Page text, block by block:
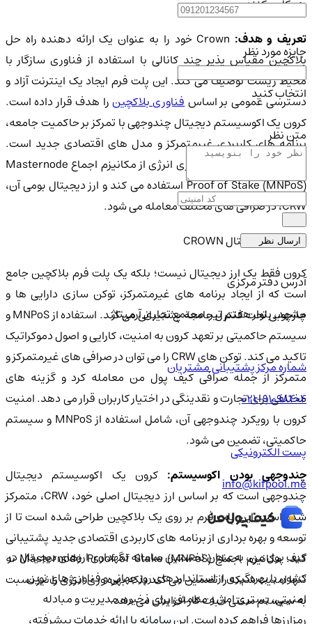
همکاری کنند.
تعریف و هدف:
Crown خود را به عنوان یک ارائه دهنده راه حل
بلاکچین مقیاس پذیر چند کانالی با استفاده از فناوری سازگار با
محیط زیست توصیف می کند. این پلت فرم ایجاد یک اینترنت آزاد و
دسترسی عمومی بر اساسفناوری بلاکچینرا هدف قرار داده است.
کرون یک اکوسیستم دیجیتال چندوجهی با تمرکز بر حاکمیت جامعه،
برنامه های کاربردی غیرمتمرکز و مدل های اقتصادی جدید است.
برای امنیت شبکه و بهره وری انرژی از مکانیزم اجماع Masternode
Proof of Stake (MNPoS) استفاده می کند و ارز دیجیتال بومی آن،
CRW، در صرافی های مختلف معامله می شود.
امنیت ارز دیجیتال CROWN
کرون فقط یک ارز دیجیتال نیست؛ بلکه یک پلت فرم بلاکچین جامع
است که از ایجاد برنامه های غیرمتمرکز، توکن سازی دارایی ها و
چارچوبی تحت کنترل جامعه پشتیبانی می کند. استفاده از MNPoS و
سیستم حاکمیتی بر تعهد کرون به امنیت، کارایی و اصول دموکراتیک
تاکید می کند. توکن های CRW را می توان در صرافی های غیرمتمرکز و
متمرکز از جمله صرافی کیف پول من معامله کرد و گزینه های
مختلفی برای تجارت و نقدینگی در اختیار کاربران قرار می دهد. امنیت
کرون با رویکرد چندوجهی آن، شامل استفاده از MNPoS و سیستم
حاکمیتی، تضمین می شود.
چندوجهی بودن اکوسیستم:کرون یک اکوسیستم دیجیتال
چندوجهی است که بر اساس ارز دیجیتال اصلی خود، CRW، متمرکز
شده است. این پلت فرم بر روی یک بلاکچین طراحی شده است تا از
توسعه و بهره برداری از برنامه های کاربردی اقتصادی جدید پشتیبانی
کند. مکانیزم اجماع Masternode Proof of Stake (MNPoS) نه
تنها امنیت شبکه را تضمین می کند بلکه بهره وری انرژی را نیز نسبت
به سیستم سنتی اثبات کار افزایش می دهد.
جایزه مورد نظر
انتخاب کنید
متن نظر
ارسال نظر
آدرس دفتر مرکزی
مشهد، بلوار هفتم تیر، مجتمع تجاری آرمیتاژ
شماره مرکز پشتیبانی مشتریان
021-91098404
پست الکترونیکی
info@kifpool.me
کیف‌ پول من، به‌عنوان نخستین سامانه نگهداری ارزهای دیجیتال در
کشور، با بهره‌گیری از استانداردهای روز جهانی و فناوری‌های نوین
امنیتی، بستری امن و مطمئن برای ذخیره، مدیریت و مبادله
رمزارزها فراهم کرده است. این سامانه با ارائه خدمات پیشرفته،